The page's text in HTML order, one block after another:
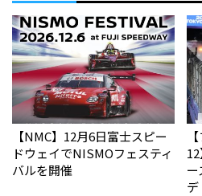
【NMC】12月6日富士スピー
ドウェイでNISMOフェスティ
バルを開催
ー